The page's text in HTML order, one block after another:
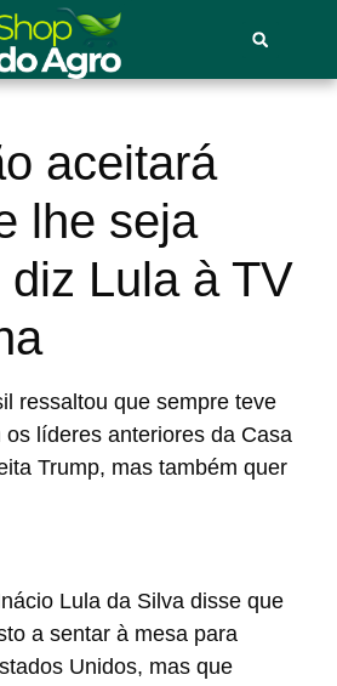
aceitará
lhe seja
diz Lula à TV
ressaltou que sempre teve
os líderes anteriores da Casa
Trump, mas também quer
Lula da Silva disse que
a sentar à mesa para
Unidos, mas que